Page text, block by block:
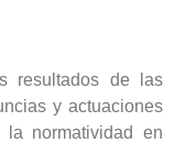
resultados de las
y actuaciones
normatividad en